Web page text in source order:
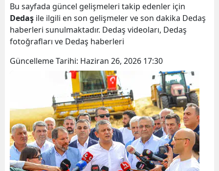
Bu sayfada güncel gelişmeleri takip edenler için
Dedaş ile ilgili en son gelişmeler ve son dakika Dedaş
haberleri sunulmaktadır. Dedaş videoları, Dedaş
fotoğrafları ve Dedaş haberleri
Güncelleme Tarihi: Haziran 26, 2026 17:30